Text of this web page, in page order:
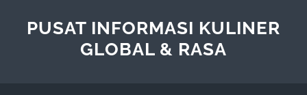
PUSAT INFORMASI KULINER
GLOBAL & RASA